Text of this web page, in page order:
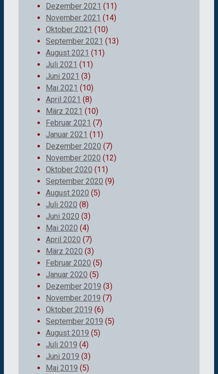
Dezember 2021 (11)
November 2021 (14)
Oktober 2021 (10)
September 2021 (13)
August 2021 (11)
Juli 2021 (11)
Juni 2021 (3)
Mai 2021 (10)
April 2021 (8)
März 2021 (10)
Februar 2021 (7)
Januar 2021 (11)
Dezember 2020 (7)
November 2020 (12)
Oktober 2020 (11)
September 2020 (9)
August 2020 (5)
Juli 2020 (8)
Juni 2020 (3)
Mai 2020 (4)
April 2020 (7)
März 2020 (3)
Februar 2020 (5)
Januar 2020 (5)
Dezember 2019 (3)
November 2019 (7)
Oktober 2019 (6)
September 2019 (5)
August 2019 (5)
Juli 2019 (4)
Juni 2019 (3)
Mai 2019 (5)